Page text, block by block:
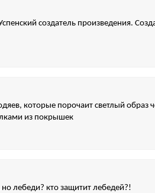
создатель произведения.
которые порочаит светлый образ
из покрышек
лебеди? кто защитит лебедей?!